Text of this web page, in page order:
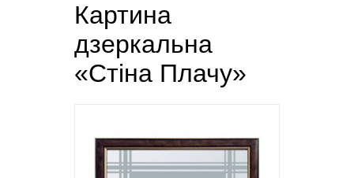
Картина
дзеркальна
«Стіна Плачу»